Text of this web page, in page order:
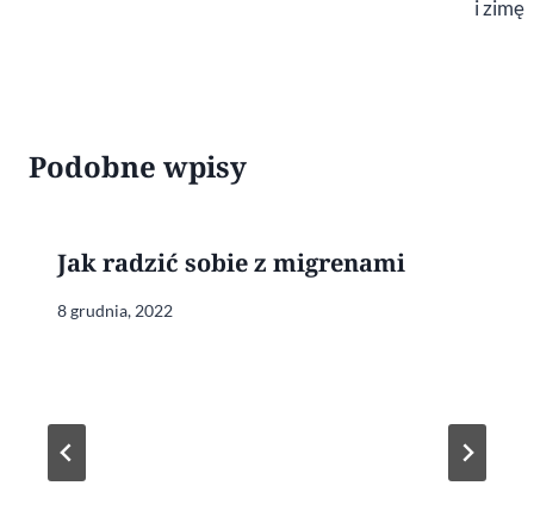
i zimę
Podobne wpisy
Jak radzić sobie z migrenami
8 grudnia, 2022